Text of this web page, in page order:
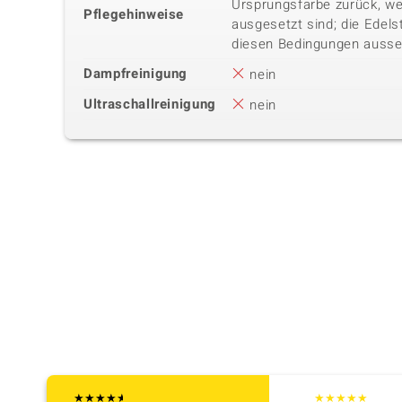
Pflegehinweise
Ursprungsfarbe zurück,
ausgesetzt sind; die
diesen Bedingungen
Dampfreinigung
nein
Ultraschallreinigung
nein
★★★★★ ★★★★★